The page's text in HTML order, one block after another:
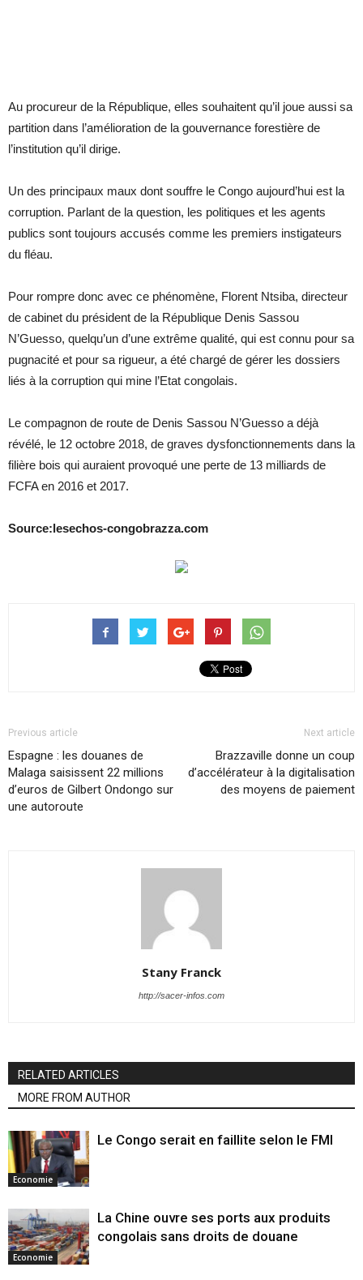
Au procureur de la République, elles souhaitent qu’il joue aussi sa
partition dans l’amélioration de la gouvernance forestière de
l’institution qu’il dirige.
Un des principaux maux dont souffre le Congo aujourd’hui est la
corruption. Parlant de la question, les politiques et les agents
publics sont toujours accusés comme les premiers instigateurs
du fléau.
Pour rompre donc avec ce phénomène, Florent Ntsiba, directeur
de cabinet du président de la République Denis Sassou
N’Guesso, quelqu’un d’une extrême qualité, qui est connu pour sa
pugnacité et pour sa rigueur, a été chargé de gérer les dossiers
liés à la corruption qui mine l’Etat congolais.
Le compagnon de route de Denis Sassou N’Guesso a déjà
révélé, le 12 octobre 2018, de graves dysfonctionnements dans la
filière bois qui auraient provoqué une perte de 13 milliards de
FCFA en 2016 et 2017.
Source:lesechos-congobrazza.com
Previous article
Espagne : les douanes de
Malaga saisissent 22 millions
d’euros de Gilbert Ondongo sur
une autoroute
Next article
Brazzaville donne un coup
d’accélérateur à la digitalisation
des moyens de paiement
Stany Franck
http://sacer-infos.com
RELATED ARTICLES
MORE FROM AUTHOR
Economie
Le Congo serait en faillite selon le FMI
Economie
La Chine ouvre ses ports aux produits
congolais sans droits de douane